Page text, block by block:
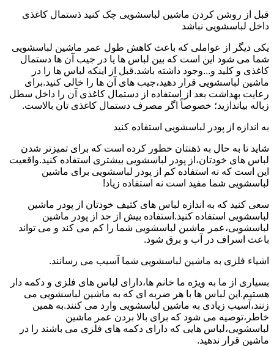
قبل از روشن کردن ماشین لباسشویی چک کنید ذستمال کاغذی
داخل لباسشویی نباشد
یکی دیگر از عواملی که باعث کاهش طول عمر ماشین لباسشویی
شما می شود این است که بین لباس ها یا در جیب آن ها دستمال
کاغذی و کلید و...وجود داشته باشد.قبل از اینکه لباس ها را در
ماشین لباسشویی قرار دهید،جیب های آن ها را خالی کنید.برای
رعایت بهداشت بعد از استفاده از دستمال کاغذی آن را داخل سطل
زباله بیاندازید؛ خصوصاً اگر مصرف دستمال کاغذی تان بالاست.
به اندازه از پودر لباسشویی استفاده کنید
شاید تا به حال به ذهنتان خطور کرده است که برای تمیزتر شدن
لباس های خودتان،از پودر لباسشویی بیشتری استفاده کنید.واقعیت
این است که نه استفاده کم از پودر لباسشویی برای ماشین
لباسشویی شما مفید است نه استفاده زیاد!
سعی کنید که به اندازه لباس های کثیف خودتان از پودر ماشین
لباسشویی استفاده کنید.استفاده بیش از حد از پودر ماشین
لباسشویی،عمر ماشین لباسشویی شما را کم می کند و می تواند
باعث اسراف در آب و برق شود.
اشیاء فلزی به ماشین لباسشویی شما آسیب می رسانند.
بسیاری از ما به ویژه ما خانم ها،دارای لباس های فلزی و دکمه دار
هستیم.این لباس ها با هر ضربه ای که به ماشین لباسشویی می
زنند،آسیب زیادی به ماشین لباسشویی وارد می کنند.به همین
خاطر،توصیه می شود که برای بالا بردن عمر ماشین
لباسشویی،لباس هایی که دارای دکمه های فلزی می باشند را در
ماشین قرار ندهید.